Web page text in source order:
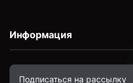
С полукруглой головкой
Информация